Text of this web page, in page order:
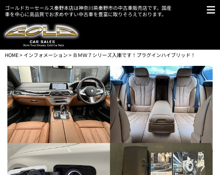
ゴールドカーセールス秦野本店は神奈川県秦野市の中古車販売店です。国産
車を中心に高品質でお求めやすい中古車を豊富に取りそろえております。
HOME> インフォメーション > ＢＭＷ７シリーズ入庫です！プラグインハイブリッド！